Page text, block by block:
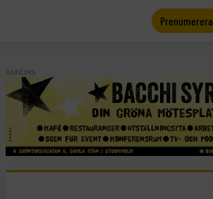
Prenumerera
ANNONS